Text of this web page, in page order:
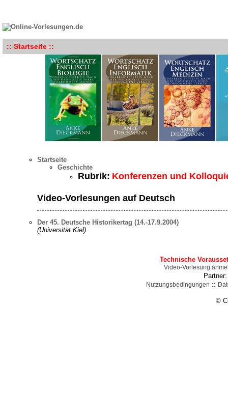
:: Startseite ::
Startseite
Geschichte
Rubrik: Konferenzen und
Video-Vorlesungen auf Deutsch
Der 45. Deutsche Historikertag (14.-17.9.2004)
(Universität Kiel)
Technische
Video-Vorlesung
Nutzungsbedingungen ::
©